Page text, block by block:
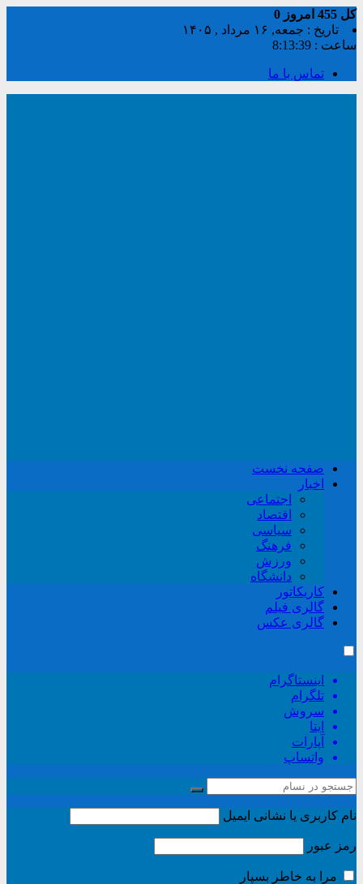
کل امروز 0
تاریخ : جمعه, ۱۶ مرداد , ۱۴۰۵
ساعت : 8:13:39
تماس با ما
صفحه نخست
اخبار
اجتماعی
اقتصاد
سیاسی
فرهنگ
ورزش
دانشگاه
کاریکاتور
گالری فیلم
گالری عکس
اینستاگرام
تلگرام
سروش
ایتا
آپارات
واتساپ
نام کاربری یا نشانی ایمیل
رمز عبور
مرا به خاطر بسپار